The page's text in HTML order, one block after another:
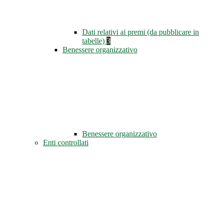
Dati relativi ai premi (da pubblicare in
tabelle) 3
Benessere organizzativo
Benessere organizzativo
Enti controllati